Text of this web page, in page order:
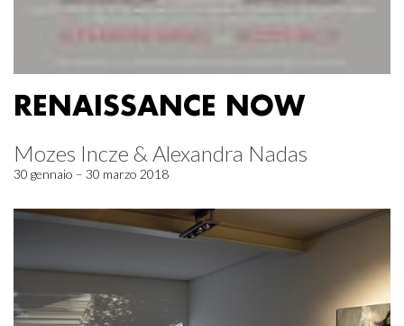
RENAISSANCE NOW
Mozes Incze & Alexandra Nadas
30 gennaio – 30 marzo 2018